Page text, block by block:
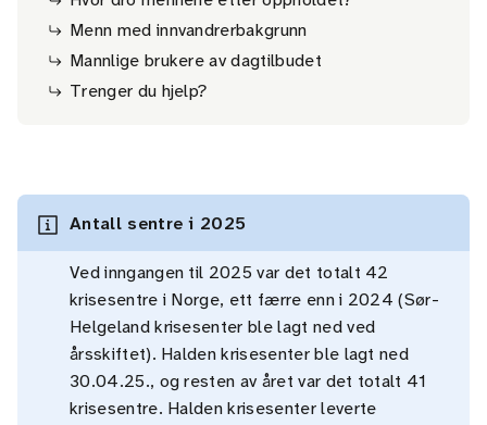
Menn med innvandrerbakgrunn
Mannlige brukere av dagtilbudet
Trenger du hjelp?
Antall sentre i 2025
Ved inngangen til 2025 var det totalt 42
krisesentre i Norge, ett færre enn i 2024 (Sør-
Helgeland krisesenter ble lagt ned ved
årsskiftet). Halden krisesenter ble lagt ned
30.04.25., og resten av året var det totalt 41
krisesentre. Halden krisesenter leverte